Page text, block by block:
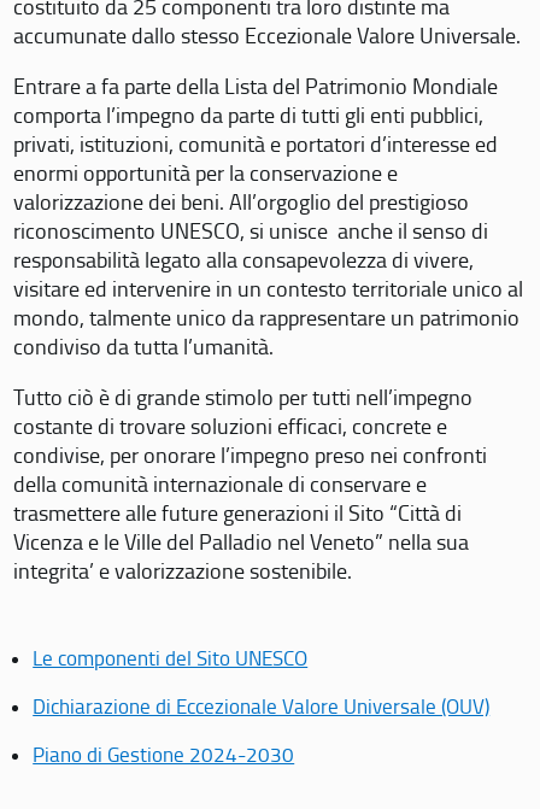
costituito da 25 componenti tra loro distinte ma
accumunate dallo stesso Eccezionale Valore Universale.
Entrare a fa parte della Lista del Patrimonio Mondiale
comporta l’impegno da parte di tutti gli enti pubblici,
privati, istituzioni, comunità e portatori d’interesse ed
enormi opportunità per la conservazione e
valorizzazione dei beni. All’orgoglio del prestigioso
riconoscimento UNESCO, si unisce anche il senso di
responsabilità legato alla consapevolezza di vivere,
visitare ed intervenire in un contesto territoriale unico al
mondo, talmente unico da rappresentare un patrimonio
condiviso da tutta l’umanità.
Tutto ciò è di grande stimolo per tutti nell’impegno
costante di trovare soluzioni efficaci, concrete e
condivise, per onorare l’impegno preso nei confronti
della comunità internazionale di conservare e
trasmettere alle future generazioni il Sito “Città di
Vicenza e le Ville del Palladio nel Veneto” nella sua
integrita’ e valorizzazione sostenibile.
Le componenti del Sito UNESCO
Dichiarazione di Eccezionale Valore Universale (OUV)
Piano di Gestione 2024-2030